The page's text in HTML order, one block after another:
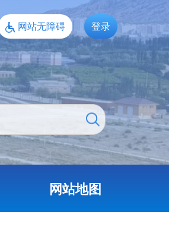
网站无障碍 登录
网站地图